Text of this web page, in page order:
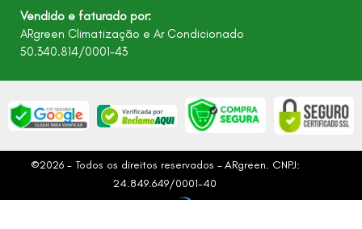
Vendido e faturado por:
ARgreen Climatização e Ar Condicionado
50.340.814/0001-43
©2026 - Todos os direitos reservados – ARgreen. CNPJ:
24.849.649/0001-40